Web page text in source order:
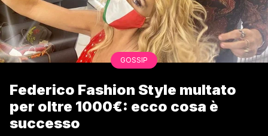
GOSSIP
Federico Fashion Style multato
per oltre 1000€: ecco cosa è
successo